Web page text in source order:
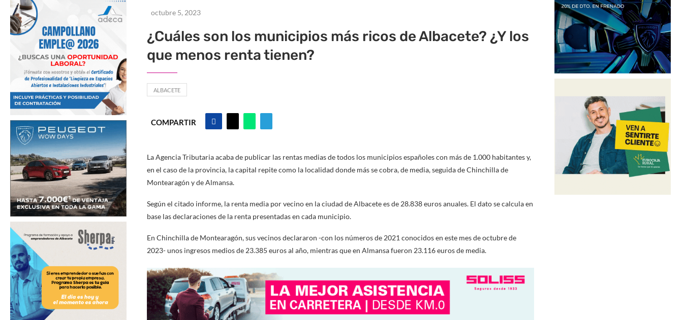
octubre 5, 2023
¿Cuáles son los municipios más ricos de Albacete? ¿Y los
que menos renta tienen?
ALBACETE
COMPARTIR
La Agencia Tributaria acaba de publicar las rentas medias de todos los municipios españoles con más de 1.000 habitantes y,
en el caso de la provincia, la capital repite como la localidad donde más se cobra, de media, seguida de Chinchilla de
Montearagón y de Almansa.
Según el citado informe, la renta media por vecino en la ciudad de Albacete es de 28.838 euros anuales. El dato se calcula en
base las declaraciones de la renta presentadas en cada municipio.
En Chinchilla de Montearagón, sus vecinos declararon -con los números de 2021 conocidos en este mes de octubre de
2023- unos ingresos medios de 23.385 euros al año, mientras que en Almansa fueron 23.116 euros de media.